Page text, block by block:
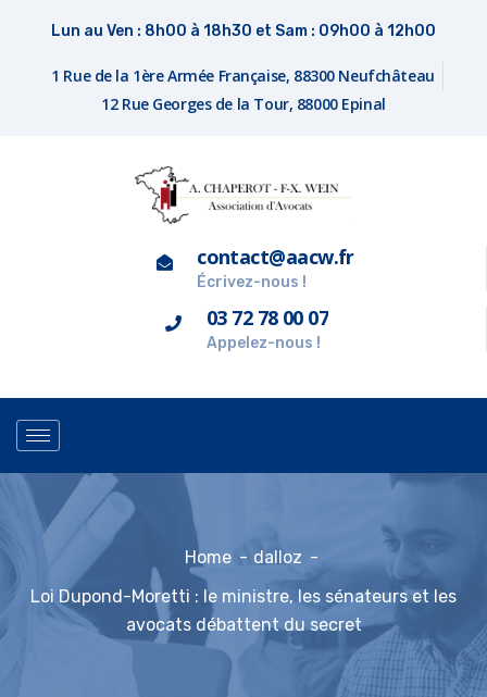
Lun au Ven : 8h00 à 18h30 et Sam : 09h00 à 12h00
1 Rue de la 1ère Armée Française, 88300 Neufchâteau
12 Rue Georges de la Tour, 88000 Epinal
contact@aacw.fr
Écrivez-nous !
03 72 78 00 07
Appelez-nous !
Home
dalloz
Loi Dupond-Moretti : le ministre, les sénateurs et les
avocats débattent du secret